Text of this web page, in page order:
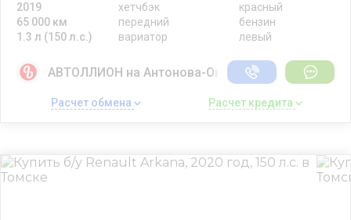
2019
65 000 км
1.3 л (150 л.с.)
хетчбэк
передний
вариатор
красный
бензин
левый
АВТОЛЛИОН на Антонова-Овсеенко
Расчет обмена Расчет кредита